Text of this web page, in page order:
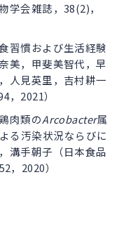
学会雑誌，38(2)，
習慣および生活経験
美，甲斐美智代，早
人見英里，吉村耕一
，2021）
肉類のArcobacter属
る汚染状況ならびに
溝手朝子（日本食品
，2020）